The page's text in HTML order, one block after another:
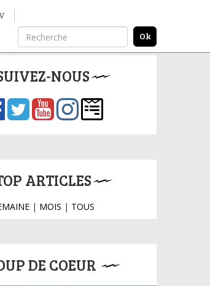
NOUS
ARTICLES
| MOIS | TOUS
DE COEUR